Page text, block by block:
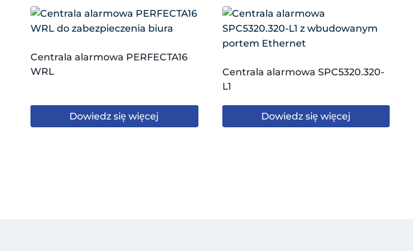
Centrala alarmowa PERFECTA16
WRL
Dowiedz się więcej
Centrala alarmowa SPC5320.320-
L1
Dowiedz się więcej